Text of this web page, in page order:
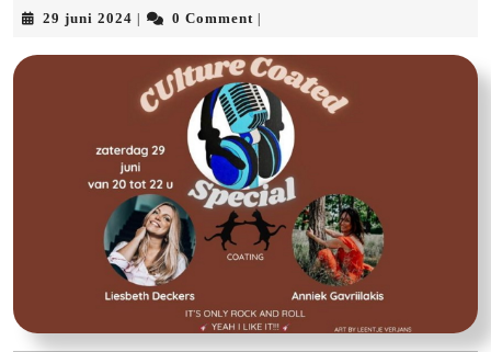
29 juni 2024 29
2024
0 Comment